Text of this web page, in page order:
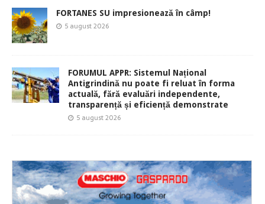
FORTANES SU impresionează în câmp!
5 august 2026
FORUMUL APPR: Sistemul Național
Antigrindină nu poate fi reluat în forma
actuală, fără evaluări independente,
transparență și eficiență demonstrate
5 august 2026